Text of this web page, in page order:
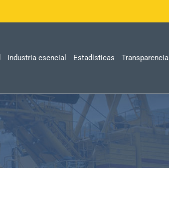
Industria esencial Estadísticas Transparencia